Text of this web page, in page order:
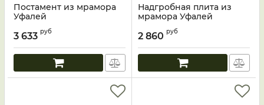
Постамент из мрамора
Уфалей
3 633 руб
Надгробная плита из
мрамора Уфалей
2 860 руб